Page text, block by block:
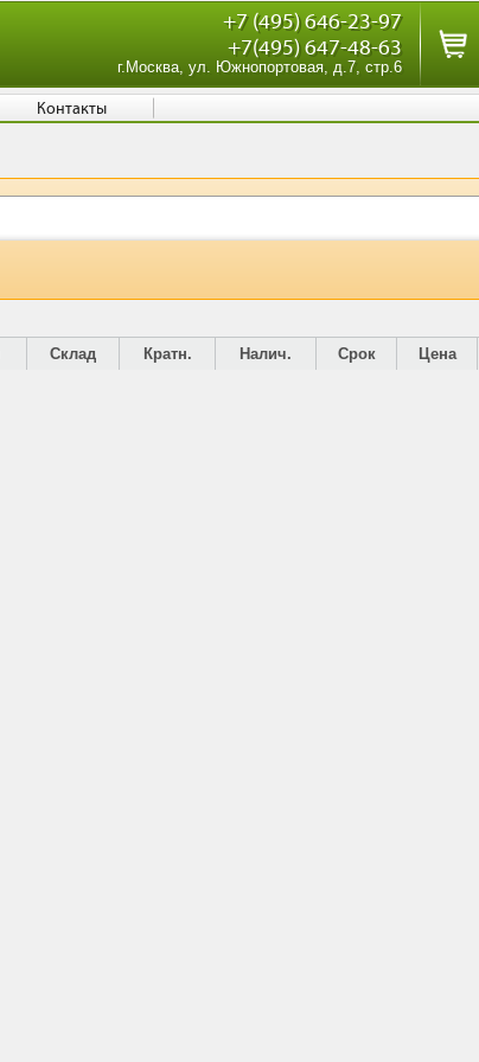
Склад Кратн. Налич. Срок Цена
Контакты
+7 (495) 646-23-97
+7(495) 647-48-63
г.Москва, ул. Южнопортовая, д.7, стр.6